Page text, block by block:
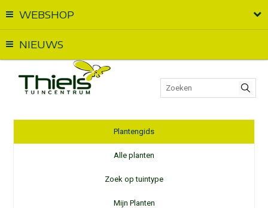
WEBSHOP
NIEUWS
Plantengids
Alle planten
Zoek op tuintype
Mijn Planten